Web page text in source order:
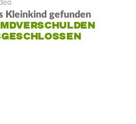
Kleinkind gefunden